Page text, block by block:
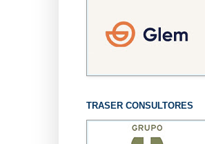
TRASER CONSULTORES